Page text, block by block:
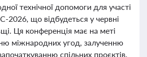
технічної допомоги для участі
2026, що відбудеться у червні
Ця конференція має на меті
міжнародних угод, залученню
спільних проєктів,